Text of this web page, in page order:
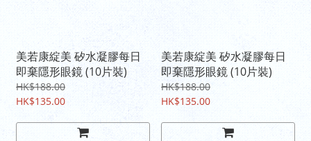
美若康綻美 矽水凝膠每日
即棄隱形眼鏡 (10片裝)
HK$188.00
HK$135.00
美若康綻美 矽水凝膠每日
即棄隱形眼鏡 (10片裝)
HK$188.00
HK$135.00